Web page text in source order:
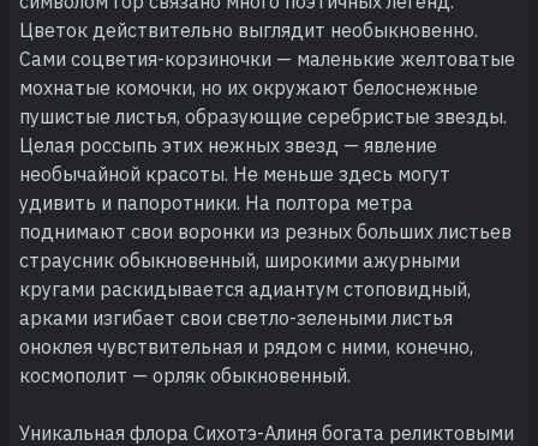
Цветок действительно выглядит необыкновенно.
Сами соцветия-корзиночки — маленькие желтоватые
мохнатые комочки, но их окружают белоснежные
пушистые листья, образующие серебристые звезды.
Целая россыпь этих нежных звезд — явление
необычайной красоты. Не меньше здесь могут
удивить и папоротники. На полтора метра
поднимают свои воронки из резных больших листьев
страусник обыкновенный, широкими ажурными
кругами раскидывается адиантум стоповидный,
арками изгибает свои светло-зелеными листья
оноклея чувствительная и рядом с ними, конечно,
космополит — орляк обыкновенный.
Уникальная флора Сихотэ-Алиня богата реликтовыми